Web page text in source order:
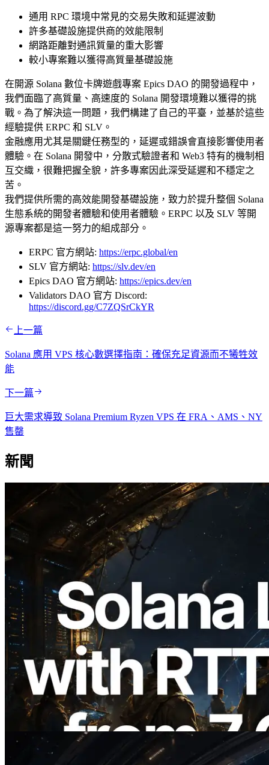
通用 RPC 環境中常見的交易失敗和延遲波動
許多基礎設施提供商的效能限制
網路距離對通訊質量的重大影響
較小專案難以獲得高質量基礎設施
在開源 Solana 數位卡牌遊戲專案 Epics DAO 的開發過程中，
我們面臨了高質量、高速度的 Solana 開發環境難以獲得的挑
戰。為了解決這一問題，我們構建了自己的平臺，並基於這些
經驗提供 ERPC 和 SLV。
金融應用尤其是關鍵任務型的，延遲或錯誤會直接影響使用者
體驗。在 Solana 開發中，分散式驗證者和 Web3 特有的機制相
互交織，很難把握全貌，許多專案因此深受延遲和不穩定之
苦。
我們提供所需的高效能開發基礎設施，致力於提升整個 Solana
生態系統的開發者體驗和使用者體驗。ERPC 以及 SLV 等開
源專案都是這一努力的組成部分。
ERPC 官方網站: https://erpc.global/en
SLV 官方網站: https://slv.dev/en
Epics DAO 官方網站: https://epics.dev/en
Validators DAO 官方 Discord:
https://discord.gg/C7ZQSrCkYR
上一篇
Solana 應用 VPS 核心數選擇指南：確保充足資源而不犧牲效
能
下一篇
巨大需求導致 Solana Premium Ryzen VPS 在 FRA、AMS、NY
售罄
新聞
2026.08.05
ERPC 擴展 Solana Leader Slot API：新
增全球 7 個區域的 Ping 測量 —
Validators Information API 同步上線